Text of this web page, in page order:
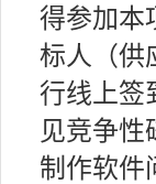
得参加本
标人（供
行线上签
见竞争性
制作软件